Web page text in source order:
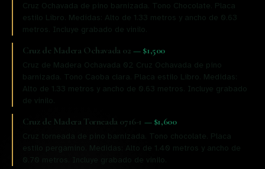
Cruz Ochavada de pino barnizada. Tono Chocolate. Placa
estilo Libro. Medidas: Alto de 1.33 metros y ancho de 0.63
metros. Incluye grabado de vinilo.
Cruz de Madera Ochavada 02 — $1,500
Cruz de Madera Ochavada 02 Cruz Ochavada de pino
barnizada. Tono Caoba clara. Placa estilo Libro. Medidas:
Alto de 1.33 metros y ancho de 0.63 metros. Incluye grabado
de vinilo.
Cruz de Madera Torneada 0716-1 — $1,600
Cruz torneada de pino barnizada. Tono chocolate. Placa
estilo pergamino. Medidas: Alto de 1.40 metros y ancho de
0.70 metros. Incluye grabado de vinilo.